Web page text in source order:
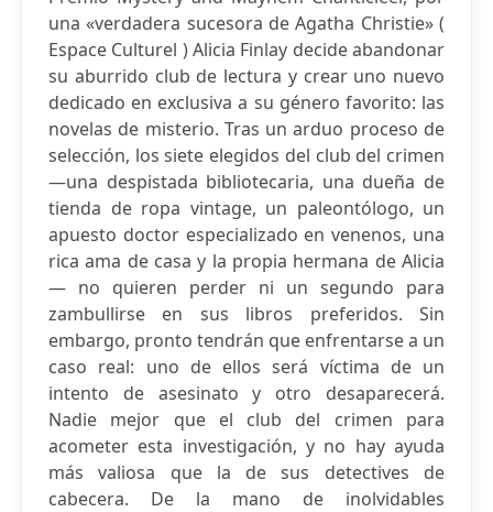
una «verdadera sucesora de Agatha Christie» (
Espace Culturel ) Alicia Finlay decide abandonar
su aburrido club de lectura y crear uno nuevo
dedicado en exclusiva a su género favorito: las
novelas de misterio. Tras un arduo proceso de
selección, los siete elegidos del club del crimen
—una despistada bibliotecaria, una dueña de
tienda de ropa vintage, un paleontólogo, un
apuesto doctor especializado en venenos, una
rica ama de casa y la propia hermana de Alicia
— no quieren perder ni un segundo para
zambullirse en sus libros preferidos. Sin
embargo, pronto tendrán que enfrentarse a un
caso real: uno de ellos será víctima de un
intento de asesinato y otro desaparecerá.
Nadie mejor que el club del crimen para
acometer esta investigación, y no hay ayuda
más valiosa que la de sus detectives de
cabecera. De la mano de inolvidables